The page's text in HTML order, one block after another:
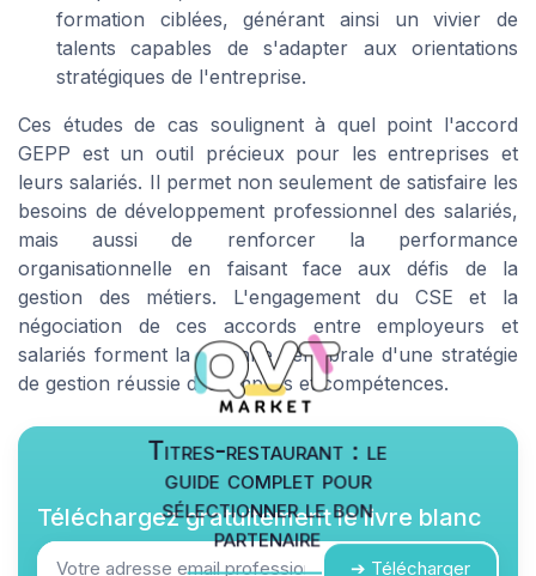
formation ciblées, générant ainsi un vivier de
talents capables de s'adapter aux orientations
stratégiques de l'entreprise.
Ces études de cas soulignent à quel point l'accord
GEPP est un outil précieux pour les entreprises et
leurs salariés. Il permet non seulement de satisfaire les
besoins de développement professionnel des salariés,
mais aussi de renforcer la performance
organisationnelle en faisant face aux défis de la
gestion des métiers. L'engagement du CSE et la
négociation de ces accords entre employeurs et
salariés forment la colonne vertébrale d'une stratégie
de gestion réussie des emplois et compétences.
Titres-restaurant : le
guide complet pour
sélectionner le bon
partenaire
Téléchargez gratuitement le livre blanc
➔ Télécharger